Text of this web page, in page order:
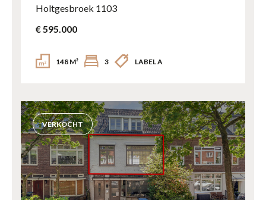
Holtgesbroek 1103
€ 595.000
148 M² 3 LABEL A
VERKOCHT